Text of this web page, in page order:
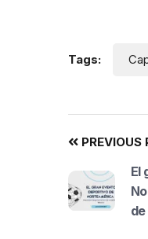
Tags:
PREVIOUS
El